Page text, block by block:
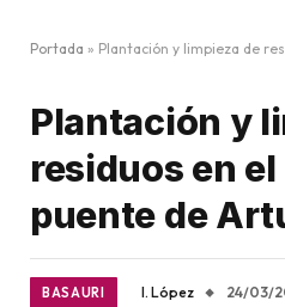
Portada » Plantación y limpieza de residuos
Plantación y
residuos en
puente de
BASAURI I. López 24/03/